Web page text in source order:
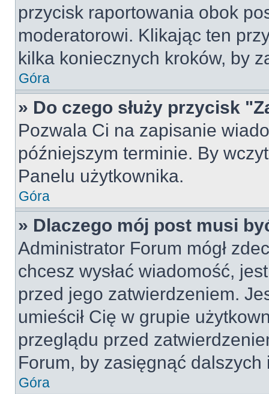
przycisk raportowania obok
moderatorowi. Klikając ten
kilka koniecznych kroków, by
Góra
» Do czego służy przycisk
Pozwala Ci na zapisanie
późniejszym terminie. By
Panelu użytkownika.
Góra
» Dlaczego mój post musi
Administrator Forum mógł
chcesz wysłać wiadomość,
przed jego zatwierdzeniem.
umieścił Cię w grupie
przeglądu przed
Forum, by zasięgnąć dalszych
Góra